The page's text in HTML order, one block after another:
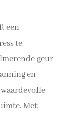
een
te
geur
en
Met